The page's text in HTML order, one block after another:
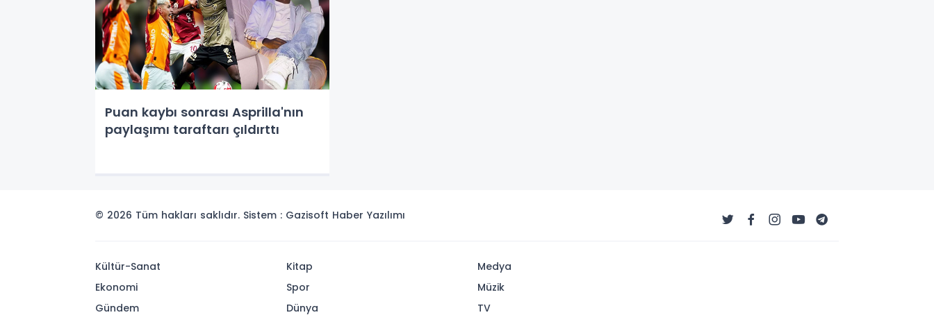
Puan kaybı sonrası Asprilla'nın
paylaşımı taraftarı çıldırttı
© 2026 Tüm hakları saklıdır. Sistem : Gazisoft Haber Yazılımı
Kültür-Sanat
Ekonomi
Gündem
Kitap
Spor
Dünya
Medya
Müzik
TV